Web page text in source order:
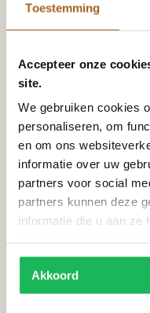
Toestemming
Accepteer onze
site.
We gebruiken cookies
personaliseren, om
en om ons
informatie over uw
partners voor social
partners kunnen deze
informatie die u aan ze
Akkoord
Afmeting (HxBxD)
Gewicht
Kleur
Land van herkomst
Stijl
Alternatieve